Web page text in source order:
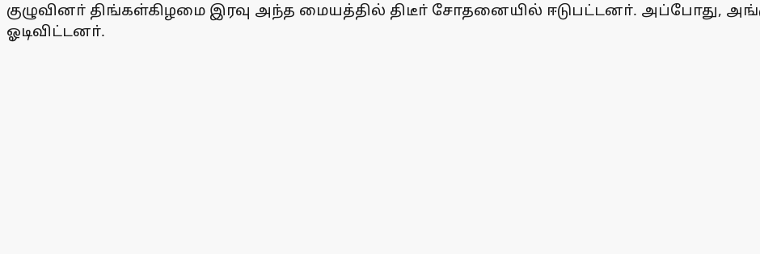
குழுவினா் திங்கள்கிழமை இரவு அந்த மையத்தில் திடீா் சோதனையில் ஈடுபட்டனா். அப்போது,
ஓடிவிட்டனா்.